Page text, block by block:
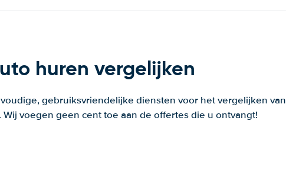
huren vergelijken
gebruiksvriendelijke diensten voor het vergelijken van
voegen geen cent toe aan de offertes die u ontvangt!